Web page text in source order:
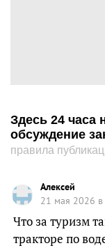
Здесь 24 часа
обсуждение
правила
Алексей
21 мая 2026
Что за туризм
тракторе по